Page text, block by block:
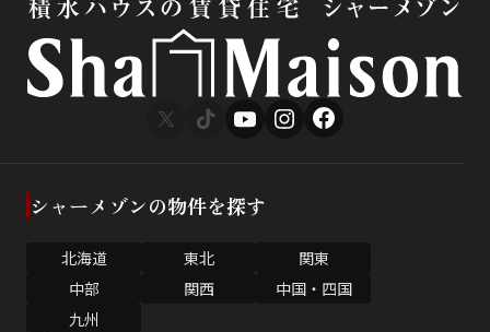
シャーメゾンの物件を探す
北海道 東北
関東
中部
関西
中国・四国
九州